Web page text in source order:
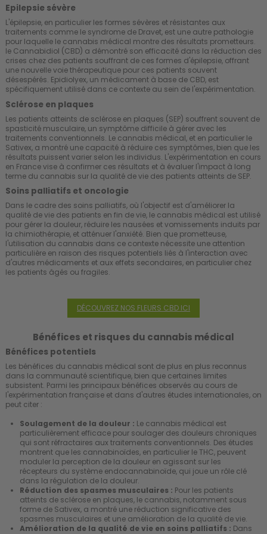
Epilepsie sévère
L'épilepsie, en particulier les formes sévères et résistantes aux
traitements comme le syndrome de Dravet, est une autre pathologie
pour laquelle le cannabis médical montre des résultats prometteurs.
le Cannabidiol (CBD) a démontré son efficacité dans la réduction des
crises chez des patients souffrant de ces formes d'épilepsie, offrant
une nouvelle voie thérapeutique pour ces patients souvent
désespérés. Epidiolyex, un médicament à base de CBD, est
spécifiquement utilisé dans ce contexte au sein de l'expérimentation.
Sclérose en plaques
Les patients atteints de sclérose en plaques (SEP) souffrent souvent de
spasticité musculaire, un symptôme difficile à gérer avec les
traitements conventionnels. Le cannabis médical, et en particulier le
Sativex, a montré une capacité à réduire ces symptômes, bien que les
résultats puissent varier selon les individus. L'expérimentation en cours
en France vise à confirmer ces résultats et à évaluer l'impact à long
terme du cannabis sur la qualité de vie des patients atteints de SEP.
Soins palliatifs et oncologie
Dans le cadre des soins palliatifs, où l'objectif est d'améliorer la
qualité de vie des patients en fin de vie, le cannabis médical est utilisé
pour gérer la douleur, réduire les nausées et vomissements induits par
la chimiothérapie, et atténuer l'anxiété. Bien que prometteuse,
l'utilisation du cannabis dans ce contexte nécessite une attention
particulière en raison des risques potentiels liés à l'interaction avec
d'autres médicaments et aux effets secondaires, en particulier chez
les patients âgés ou fragiles.
DÉCOUVREZ NOS FLEURS CBD ICI
Bénéfices et risques du cannabis médical
Bénéfices potentiels
Les bénéfices du cannabis médical sont de plus en plus reconnus
dans la communauté scientifique, bien que certaines limites
subsistent. Parmi les principaux bénéfices observés au cours de
l'expérimentation française et dans d'autres études internationales, on
peut citer :
Soulagement de la douleur : Le cannabis médical est
particulièrement efficace pour soulager des douleurs chroniques
qui sont réfractaires aux traitements conventionnels. Des études
montrent que les cannabinoïdes, en particulier le THC, peuvent
moduler la perception de la douleur en agissant sur les
récepteurs du système endocannabinoïde, qui joue un rôle clé
dans la régulation de la douleur.
Réduction des spasmes musculaires : Pour les patients
atteints de sclérose en plaques, le cannabis, notamment sous
forme de Sativex, a montré une réduction significative des
spasmes musculaires et une amélioration de la qualité de vie.
Amélioration de la qualité de vie en soins palliatifs : Dans